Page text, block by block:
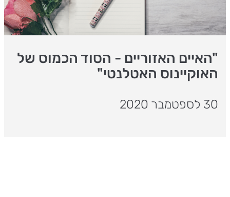
"האיים האזוריים - הסוד הכמוס של
האוקיינוס האטלנטי"
30 לספטמבר 2020